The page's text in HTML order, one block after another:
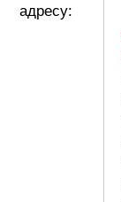
адресу: